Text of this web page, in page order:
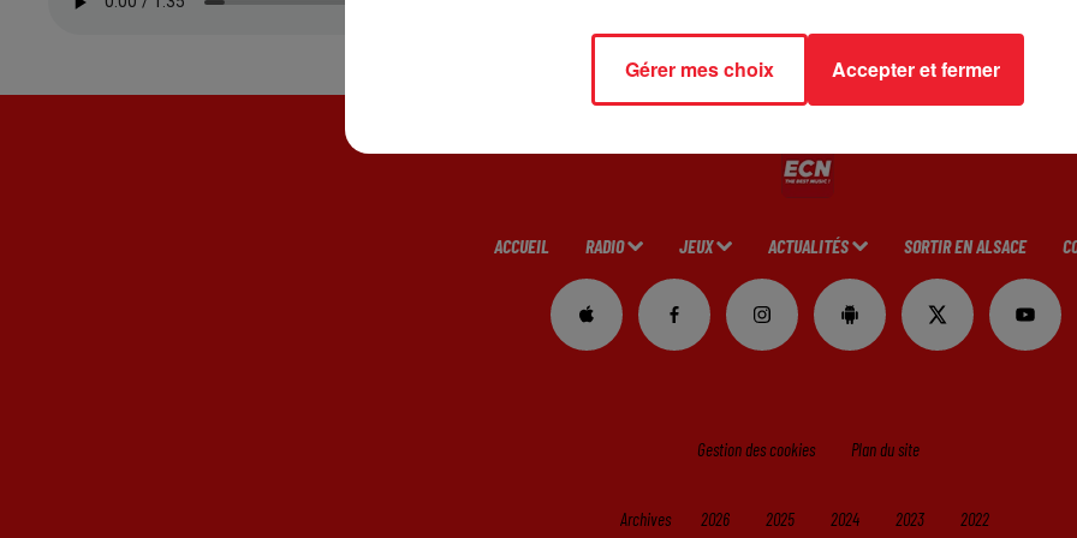
ACCUEIL RADIO JEUX ACTUALITÉS SORTIR EN ALSACE
Gestion des cookies Plan du site
Archives 2026 2025 2024 2023 2022
Gérer mes choix Accepter et fermer